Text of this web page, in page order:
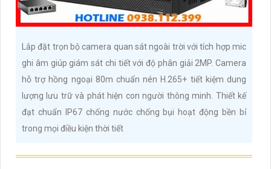
Lắp đặt trọn bộ camera quan sát ngoài trời với tích hợp mic
ghi âm giúp giám sát chi tiết với độ phân giải 2MP. Camera
hỗ trợ hồng ngoại 80m chuẩn nén H.265+ tiết kiệm dung
lượng lưu trữ và phát hiện con người thông minh. Thiết kế
đạt chuẩn IP67 chống nước chống bụi hoạt động bền bỉ
trong mọi điều kiện thời tiết